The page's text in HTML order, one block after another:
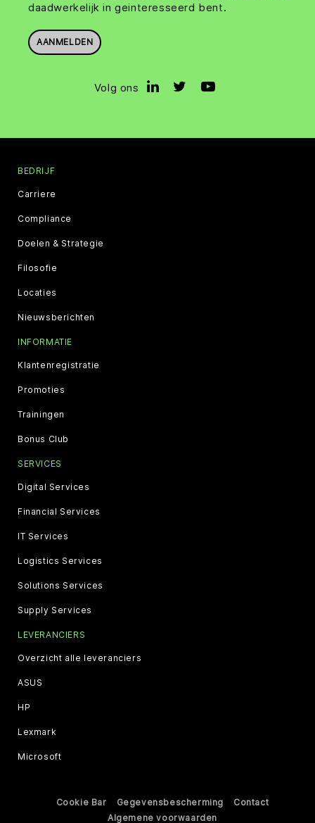
daadwerkelijk in geinteresseerd bent.
AANMELDEN
Volg ons
BEDRIJF
Carriere
Compliance
Doelen & Strategie
Filosofie
Locaties
Nieuwsberichten
INFORMATIE
Klantenregistratie
Promoties
Trainingen
Bonus Club
SERVICES
Digital Services
Financial Services
IT Services
Logistics Services
Solutions Services
Supply Services
LEVERANCIERS
Overzicht alle leveranciers
ASUS
HP
Lexmark
Microsoft
Cookie Bar Gegevensbescherming
Contact
Algemene voorwaarden